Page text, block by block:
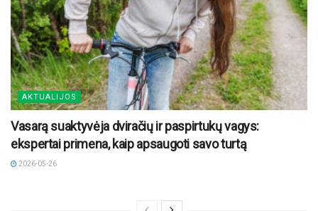
AKTUALIJOS
Vasarą suaktyvėja dviračių ir paspirtukų vagys:
ekspertai primena, kaip apsaugoti savo turtą
2026-05-26